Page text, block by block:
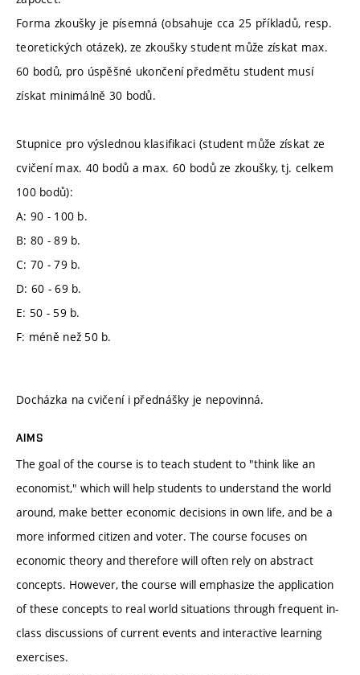
Forma zkoušky je písemná (obsahuje cca 25 příkladů, resp.
teoretických otázek), ze zkoušky student může získat max.
60 bodů, pro úspěšné ukončení předmětu student musí
získat minimálně 30 bodů.
Stupnice pro výslednou klasifikaci (student může získat ze
cvičení max. 40 bodů a max. 60 bodů ze zkoušky, tj. celkem
100 bodů):
A: 90 - 100 b.
B: 80 - 89 b.
C: 70 - 79 b.
D: 60 - 69 b.
E: 50 - 59 b.
F: méně než 50 b.
Docházka na cvičení i přednášky je nepovinná.
AIMS
The goal of the course is to teach student to "think like an
economist," which will help students to understand the world
around, make better economic decisions in own life, and be a
more informed citizen and voter. The course focuses on
economic theory and therefore will often rely on abstract
concepts. However, the course will emphasize the application
of these concepts to real world situations through frequent in-
class discussions of current events and interactive learning
exercises.